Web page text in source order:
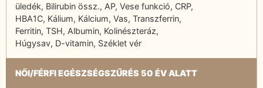
üledék, Bilirubin össz., AP, Vese funkció, CRP,
HBA1C, Kálium, Kálcium, Vas, Transzferrin,
Ferritin, TSH, Albumin, Kolinészteráz,
Húgysav, D-vitamin, Széklet vér
NŐI/FÉRFI EGÉSZSÉGSZŰRÉS 50 ÉV ALATT